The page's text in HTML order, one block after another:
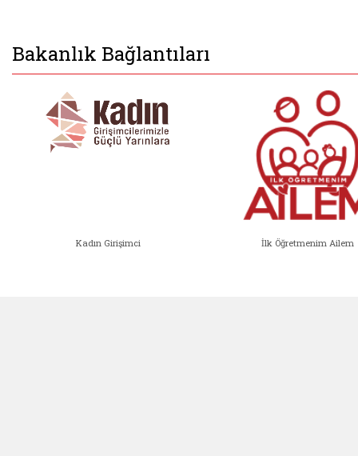
Bakanlık Bağlantıları
Kadın Girişimci İlk Öğretmenim Ailem